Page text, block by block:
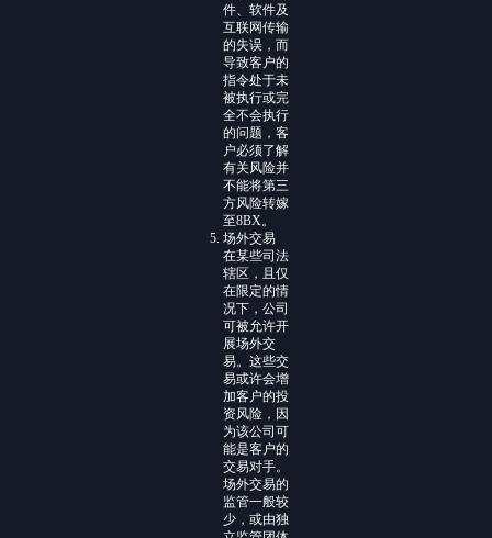
件、软件及
互联网传输
的失误，而
导致客户的
指令处于未
被执行或完
全不会执行
的问题，客
户必须了解
有关风险并
不能将第三
方风险转嫁
至8BX。
场外交易
在某些司法
辖区，且仅
在限定的情
况下，公司
可被允许开
展场外交
易。这些交
易或许会增
加客户的投
资风险，因
为该公司可
能是客户的
交易对手。
场外交易的
监管一般较
少，或由独